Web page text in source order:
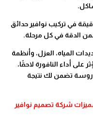
في تركيب نوافير حدائق
الدقة في كل مرحلة.
المياه، العزل، وأنظمة
أداء النافورة لاحقًا،
تضمن لك نتيجة
مميزات شركة تصميم نوافير